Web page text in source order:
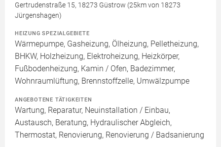
Gertrudenstraße 15, 18273 Güstrow (25km von 18273
Jürgenshagen)
HEIZUNG SPEZIALGEBIETE
Wärmepumpe, Gasheizung, Ölheizung, Pelletheizung,
BHKW, Holzheizung, Elektroheizung, Heizkörper,
Fußbodenheizung, Kamin / Ofen, Badezimmer,
Wohnraumlüftung, Brennstoffzelle, Umwälzpumpe
ANGEBOTENE TÄTIGKEITEN
Wartung, Reparatur, Neuinstallation / Einbau,
Austausch, Beratung, Hydraulischer Abgleich,
Thermostat, Renovierung, Renovierung / Badsanierung